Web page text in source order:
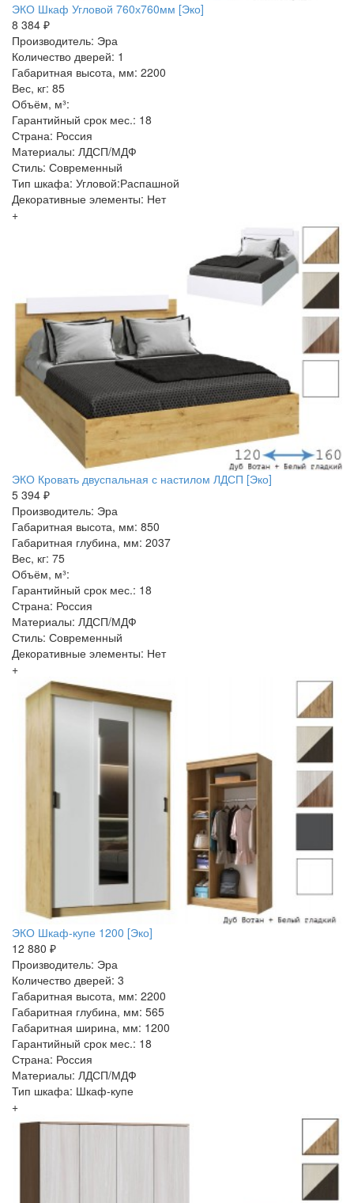
ЭКО Шкаф Угловой 760х760мм [Эко]
8 384 ₽
Производитель: Эра
Количество дверей: 1
Габаритная высота, мм: 2200
Вес, кг: 85
Объём, м³:
Гарантийный срок мес.: 18
Страна: Россия
Материалы: ЛДСП/МДФ
Стиль: Современный
Тип шкафа: Угловой:Распашной
Декоративные элементы: Нет
+
ЭКО Кровать двуспальная с настилом ЛДСП [Эко]
5 394 ₽
Производитель: Эра
Габаритная высота, мм: 850
Габаритная глубина, мм: 2037
Вес, кг: 75
Объём, м³:
Гарантийный срок мес.: 18
Страна: Россия
Материалы: ЛДСП/МДФ
Стиль: Современный
Декоративные элементы: Нет
+
ЭКО Шкаф-купе 1200 [Эко]
12 880 ₽
Производитель: Эра
Количество дверей: 3
Габаритная высота, мм: 2200
Габаритная глубина, мм: 565
Габаритная ширина, мм: 1200
Гарантийный срок мес.: 18
Страна: Россия
Материалы: ЛДСП/МДФ
Тип шкафа: Шкаф-купе
+